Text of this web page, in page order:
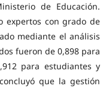
de Educación.
expertos con grado de
mediante el análisis
fueron de 0,898 para
para estudiantes y
que la gestión